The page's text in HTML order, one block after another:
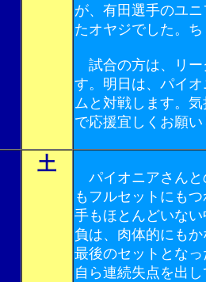
が、有田選手のユ
たオヤジでした。ち
試合の方は、リー
す。明日は、パイ
ムと対戦します。
で応援宜しくお願い
土
パイオニアさんと
もフルセットにも
手もほとんどいな
負は、肉体的にも
最後のセットとな
自ら連続失点を出